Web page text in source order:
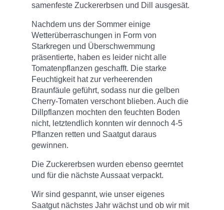
samenfeste Zuckererbsen und Dill ausgesät.
Nachdem uns der Sommer einige
Wetterüberraschungen in Form von
Starkregen und Überschwemmung
präsentierte, haben es leider nicht alle
Tomatenpflanzen geschafft. Die starke
Feuchtigkeit hat zur verheerenden
Braunfäule geführt, sodass nur die gelben
Cherry-Tomaten verschont blieben. Auch die
Dillpflanzen mochten den feuchten Boden
nicht, letztendlich konnten wir dennoch 4-5
Pflanzen retten und Saatgut daraus
gewinnen.
Die Zuckererbsen wurden ebenso geerntet
und für die nächste Aussaat verpackt.
Wir sind gespannt, wie unser eigenes
Saatgut nächstes Jahr wächst und ob wir mit